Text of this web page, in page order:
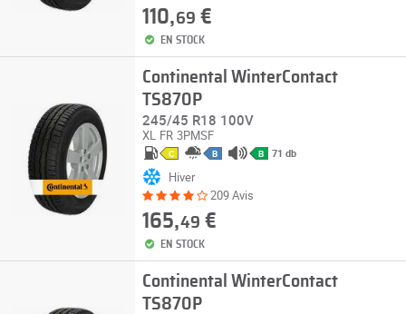
110,69 €
EN STOCK
Continental WinterContact
TS870P
245/45 R18 100V
XL FR 3PMSF
C B B 71 db
Hiver
209 Avis
165,49 €
EN STOCK
Continental WinterContact
TS870P